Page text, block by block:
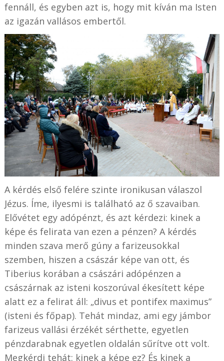
fennáll, és egyben azt is, hogy mit kíván ma Isten
az igazán vallásos embertől.
A kérdés első felére szinte ironikusan válaszol
Jézus. Íme, ilyesmi is található az ő szavaiban.
Elővétet egy adópénzt, és azt kérdezi: kinek a
képe és felirata van ezen a pénzen? A kérdés
minden szava merő gúny a farizeusokkal
szemben, hiszen a császár képe van ott, és
Tiberius korában a császári adópénzen a
császárnak az isteni koszorúval ékesített képe
alatt ez a felirat áll: „divus et pontifex maximus”
(isteni és főpap). Tehát mindaz, ami egy jámbor
farizeus vallási érzékét sérthette, egyetlen
pénzdarabnak egyetlen oldalán sűrítve ott volt.
Megkérdi tehát: kinek a képe ez? És kinek a